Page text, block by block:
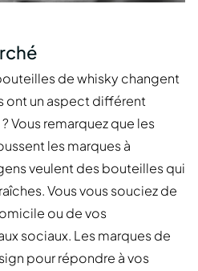
de whisky changent
ont un aspect différent
Vous remarquez que les
les marques à
veulent des bouteilles qui
Vous vous souciez de
ou de vos
sociaux. Les marques de
pour répondre à vos